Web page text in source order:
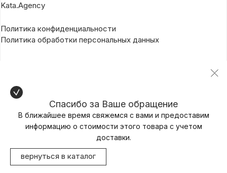
Kata.Agency
Политика конфиденциальности
Политика обработки персональных данных
Спасибо за Ваше обращение
В ближайшее время свяжемся с вами и предоставим
информацию о стоимости этого товара с учетом
доставки.
вернуться в каталог